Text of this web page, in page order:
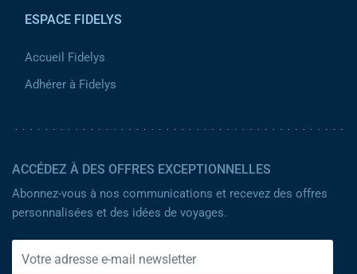
ESPACE FIDELYS
Accueil Fidelys
Adhérer à Fidelys
ACCÉDEZ À DES OFFRES EXCEPTIONNELLES
Abonnez-vous à nos communications et recevez des offres
personnalisées et des idées de voyages.